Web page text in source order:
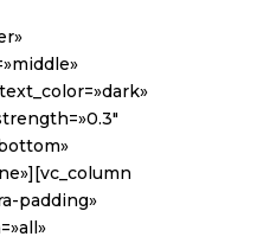
padding»